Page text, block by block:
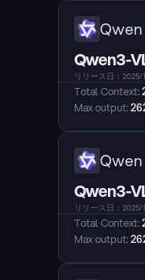
Qwen
Qwen3-
リリース日：2025/
Total Context:
Max output:
Qwen
Qwen3-
リリース日：2025/
Total Context:
Max output: